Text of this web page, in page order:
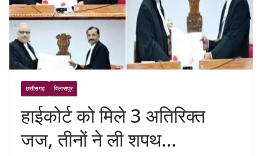
छत्तीसगढ़ बिलासपुर
हाईकोर्ट को मिले 3 अतिरिक्त
जज, तीनों ने ली शपथ…